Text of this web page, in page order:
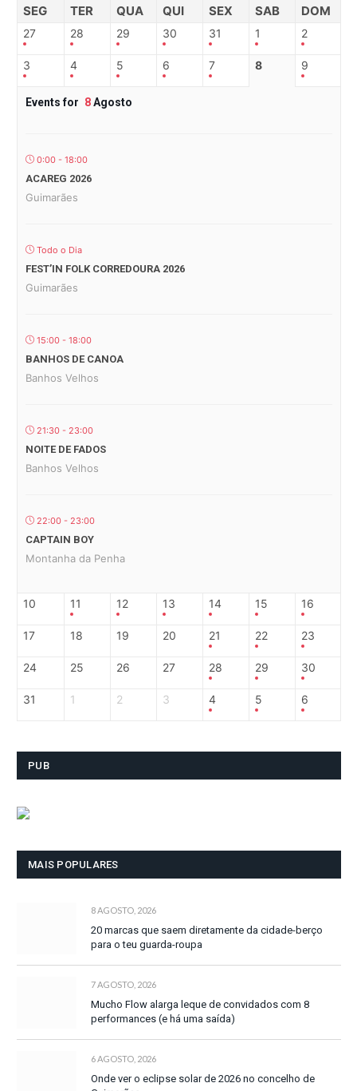
SEG TER QUA QUI SEX SAB DOM
27 28 29 30 31 1 2
3 4 5 6 7 8 9
Events for 8Agosto
0:00 - 18:00
ACAREG 2026
Guimarães
Todo o Dia
FEST’IN FOLK CORREDOURA 2026
Guimarães
15:00 - 18:00
BANHOS DE CANOA
Banhos Velhos
21:30 - 23:00
NOITE DE FADOS
Banhos Velhos
22:00 - 23:00
CAPTAIN BOY
Montanha da Penha
10 11 12 13 14 15 16
17 18 19 20 21 22 23
24 25 26 27 28 29 30
31 1 2 3 4 5 6
PUB
MAIS POPULARES
8 AGOSTO, 2026
20 marcas que saem diretamente da cidade-berço
para o teu guarda-roupa
7 AGOSTO, 2026
Mucho Flow alarga leque de convidados com 8
performances (e há uma saída)
6 AGOSTO, 2026
Onde ver o eclipse solar de 2026 no concelho de